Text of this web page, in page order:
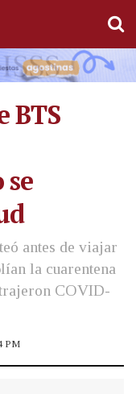
BTS
antes de viajar
la cuarentena
COVID-
PM